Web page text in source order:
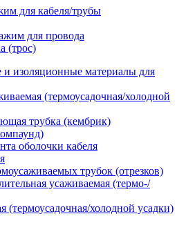
для кабеля/трубы
для провода
(трос)
изоляционные материалы для
(термоусадочная/холодной
трубка (кембрик)
оболочки кабеля
трубок (отрезков)
усаживаемая (термо-/
(термоусадочная/холодной усадки)